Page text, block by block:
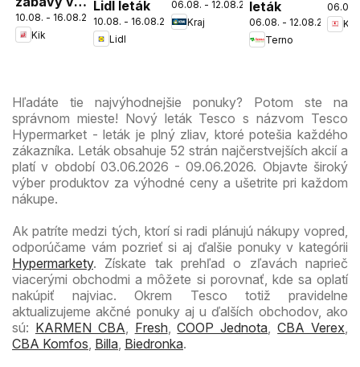
škole
10.08. - 16.08.2026
Kik
Lidl leták
10.08. - 16.08.2026
Lidl
06.08. - 12.08.2026
Kraj
leták
06.08. - 12.08.2026
Terno
Nové
06.08.
Hľadáte tie najvýhodnejšie ponuky? Potom ste na
správnom mieste! Nový leták Tesco s názvom Tesco
Hypermarket - leták je plný zliav, ktoré potešia každého
zákazníka. Leták obsahuje 52 strán najčerstvejších akcií a
platí v období 03.06.2026 - 09.06.2026. Objavte široký
výber produktov za výhodné ceny a ušetrite pri každom
nákupe.
Ak patríte medzi tých, ktorí si radi plánujú nákupy vopred,
odporúčame vám pozrieť si aj ďalšie ponuky v kategórii
Hypermarkety. Získate tak prehľad o zľavách naprieč
viacerými obchodmi a môžete si porovnať, kde sa oplatí
nakúpiť najviac. Okrem Tesco totiž pravidelne
aktualizujeme akčné ponuky aj u ďalších obchodov, ako
sú: KARMEN CBA, Fresh,COOP Jednota,CBA Verex,
CBA Komfos, Billa, Biedronka.